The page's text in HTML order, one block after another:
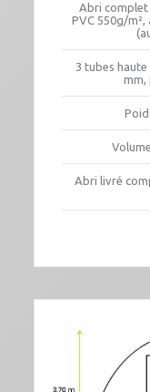
Abri complet
PVC 550g/
3 tubes
mm,
Abri livré